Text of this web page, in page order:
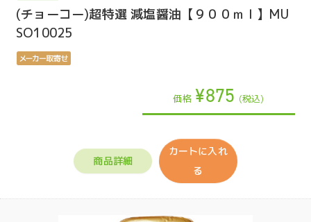
(チョーコー)超特選 減塩醤油【９００ｍｌ】MU
SO10025
価格 ¥875 (税込)
商品詳細
カートに入れ
る